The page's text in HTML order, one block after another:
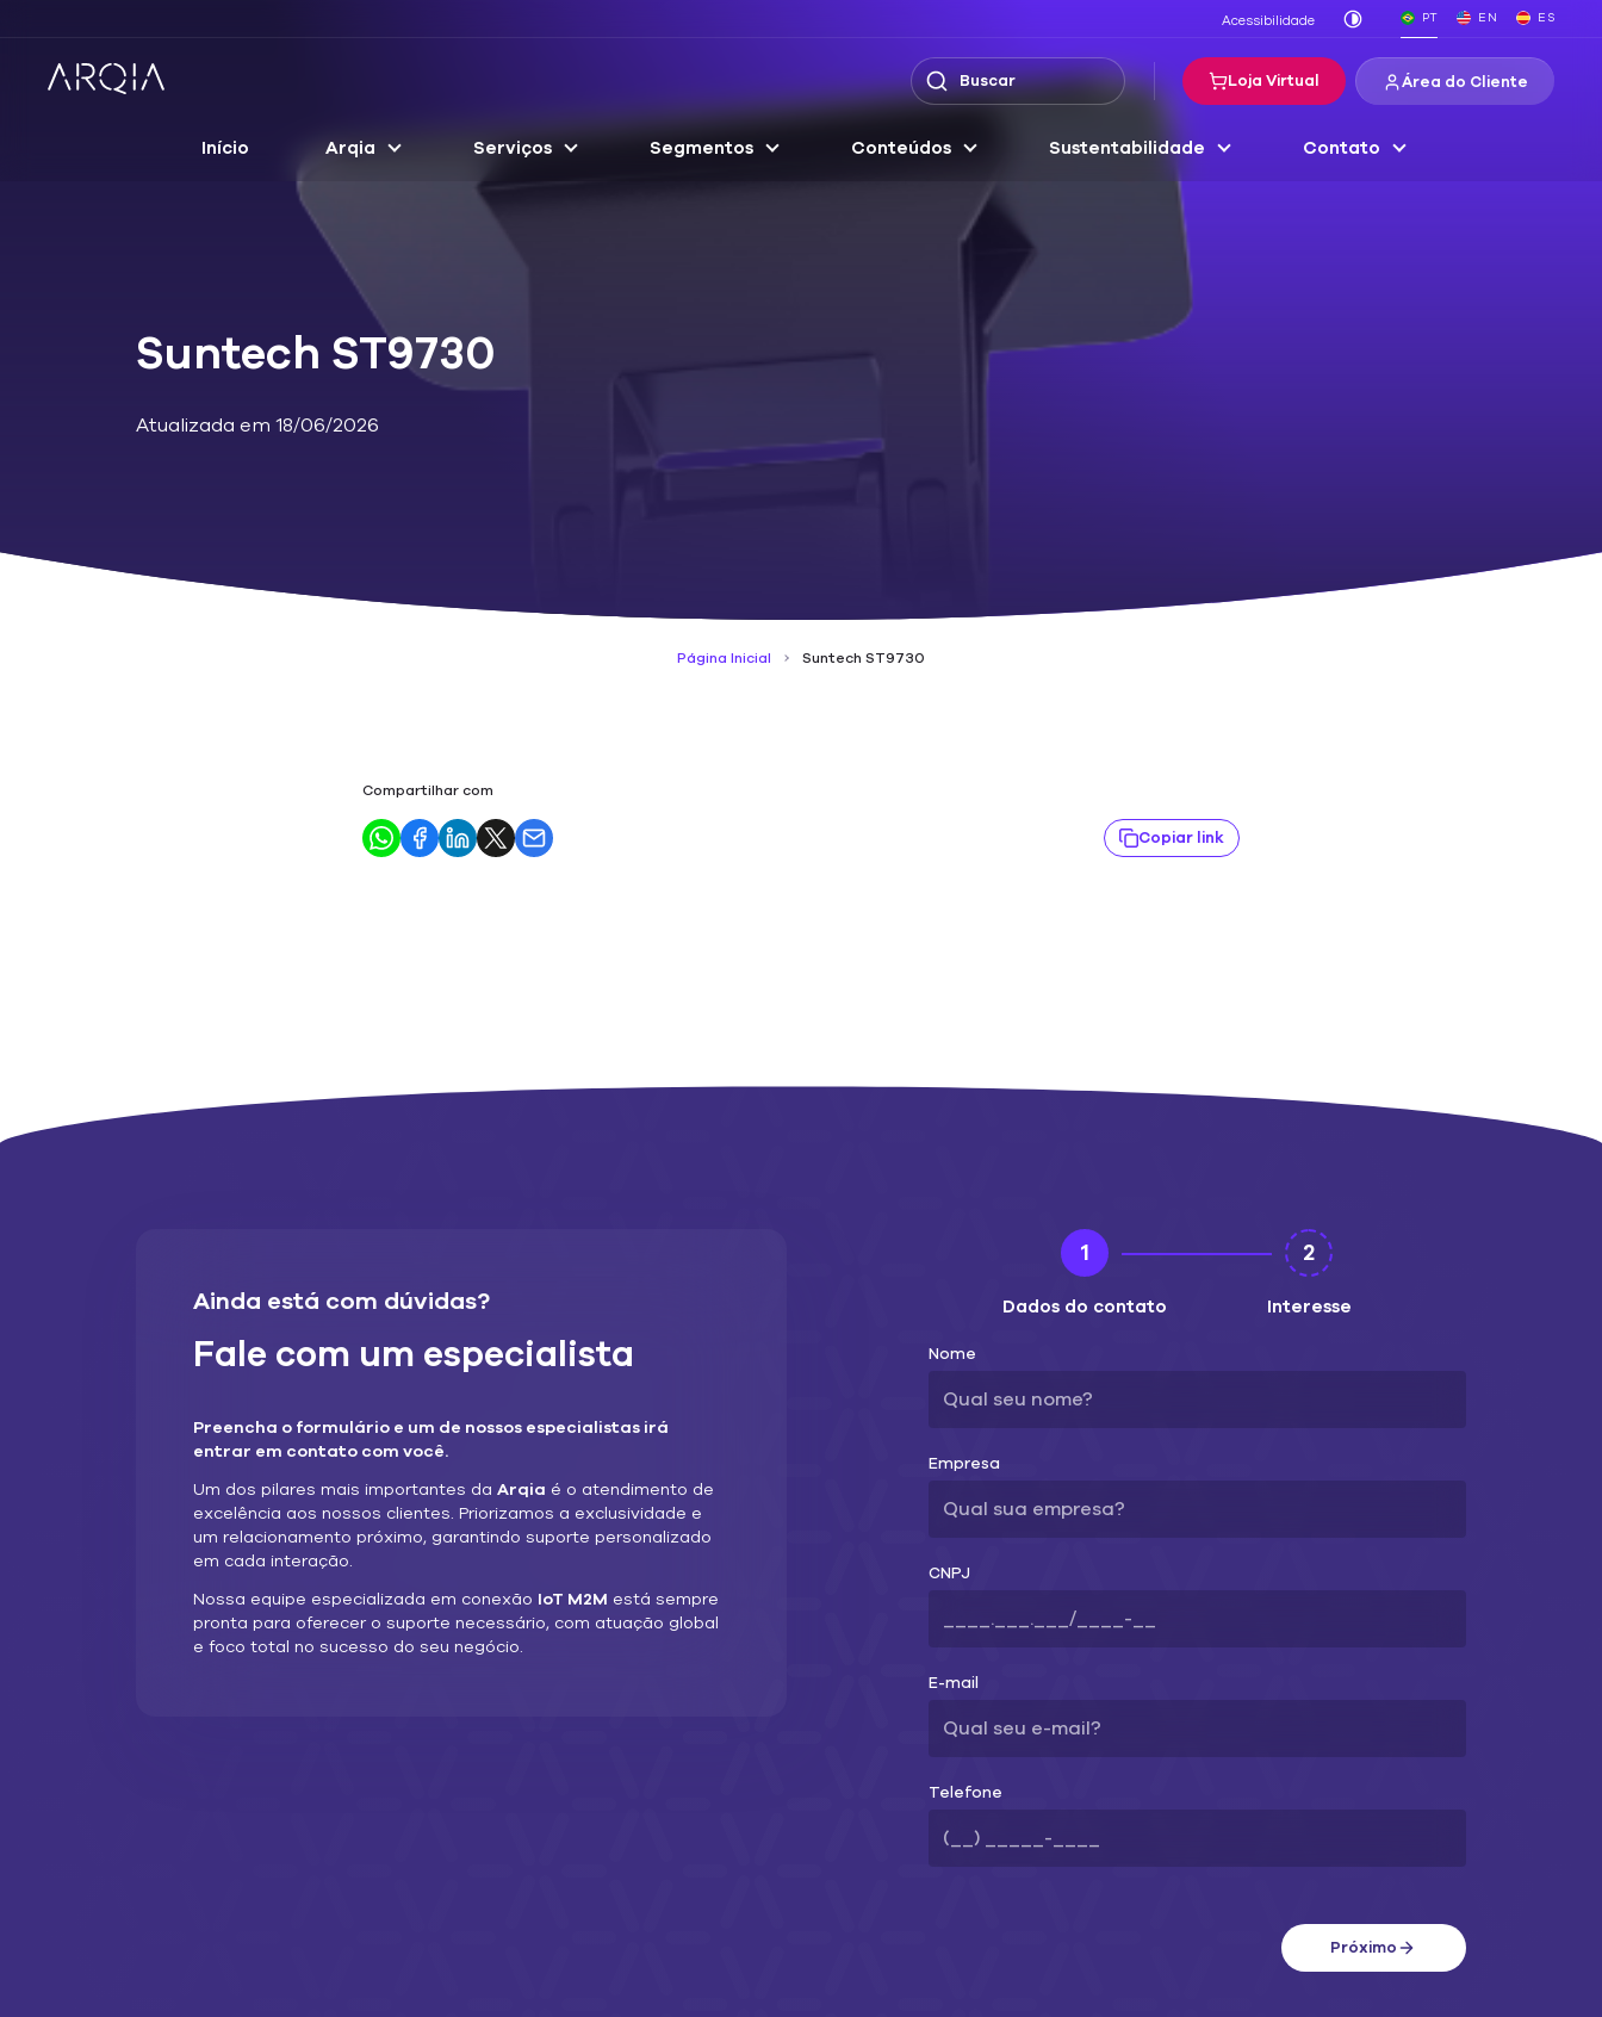
Acessibilidade PT EN ES
Loja Virtual Área do Cliente
Início Arqia Serviços Segmentos Conteúdos Sustentabilidade Contato
Suntech ST9730
Atualizada em 18/06/2026
Página Inicial Suntech ST9730
Compartilhar com
Copiar link
Ainda está com dúvidas?
Fale com um especialista
Preencha o formulário e um de nossos especialistas irá
entrar em contato com você.
Um dos pilares mais importantes da Arqia é o atendimento de
excelência aos nossos clientes. Priorizamos a exclusividade e
um relacionamento próximo, garantindo suporte personalizado
em cada interação.
Nossa equipe especializada em conexão IoT M2M está sempre
pronta para oferecer o suporte necessário, com atuação global
e foco total no sucesso do seu negócio.
1
Dados do contato
2
Interesse
Nome
Empresa
CNPJ
E-mail
Telefone
Próximo